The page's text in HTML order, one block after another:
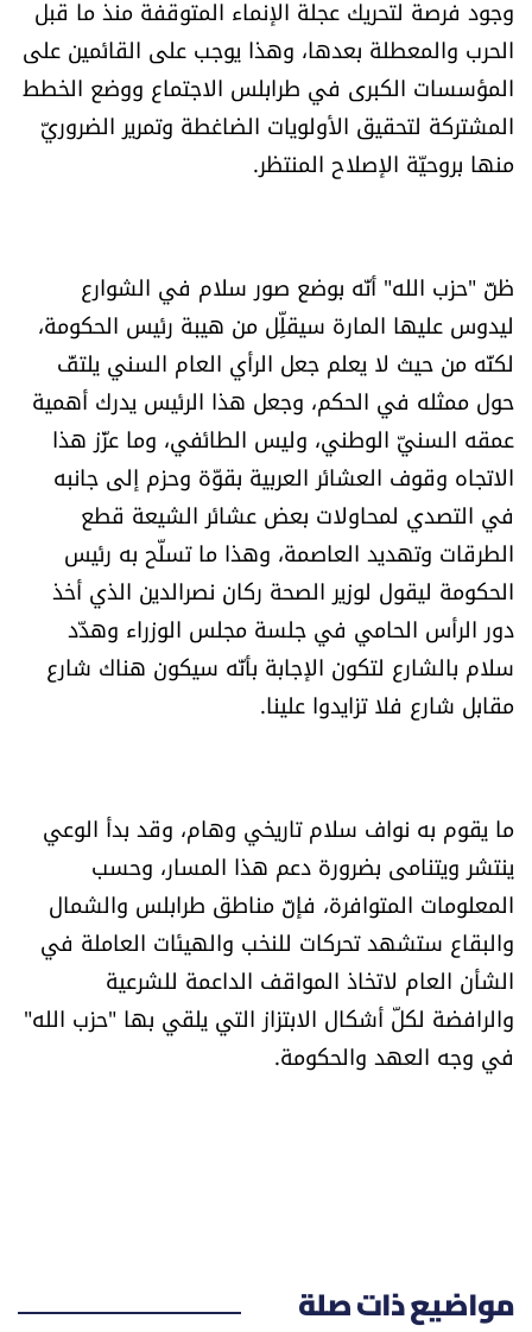
وجود فرصة لتحريك عجلة الإنماء المتوقفة منذ ما قبل
الحرب والمعطلة بعدها، وهذا يوجب على القائمين على
المؤسسات الكبرى في طرابلس الاجتماع ووضع الخطط
المشتركة لتحقيق الأولويات الضاغطة وتمرير الضروريّ
منها بروحيّة الإصلاح المنتظر.
ظنّ "حزب الله" أنّه بوضع صور سلام في الشوارع
ليدوس عليها المارة سيقلِّل من هيبة رئيس الحكومة،
لكنّه من حيث لا يعلم جعل الرأي العام السني يلتفّ
حول ممثله في الحكم، وجعل هذا الرئيس يدرك أهمية
عمقه السنيّ الوطني، وليس الطائفي، وما عزّز هذا
الاتجاه وقوف العشائر العربية بقوّة وحزم إلى جانبه
في التصدي لمحاولات بعض عشائر الشيعة قطع
الطرقات وتهديد العاصمة، وهذا ما تسلّح به رئيس
الحكومة ليقول لوزير الصحة ركان نصرالدين الذي أخذ
دور الرأس الحامي في جلسة مجلس الوزراء وهدّد
سلام بالشارع لتكون الإجابة بأنّه سيكون هناك شارع
مقابل شارع فلا تزايدوا علينا.
ما يقوم به نواف سلام تاريخي وهام، وقد بدأ الوعي
ينتشر ويتنامى بضرورة دعم هذا المسار، وحسب
المعلومات المتوافرة، فإنّ مناطق طرابلس والشمال
والبقاع ستشهد تحركات للنخب والهيئات العاملة في
الشأن العام لاتخاذ المواقف الداعمة للشرعية
والرافضة لكلّ أشكال الابتزاز التي يلقي بها "حزب الله"
في وجه العهد والحكومة.
مواضيع ذات صلة